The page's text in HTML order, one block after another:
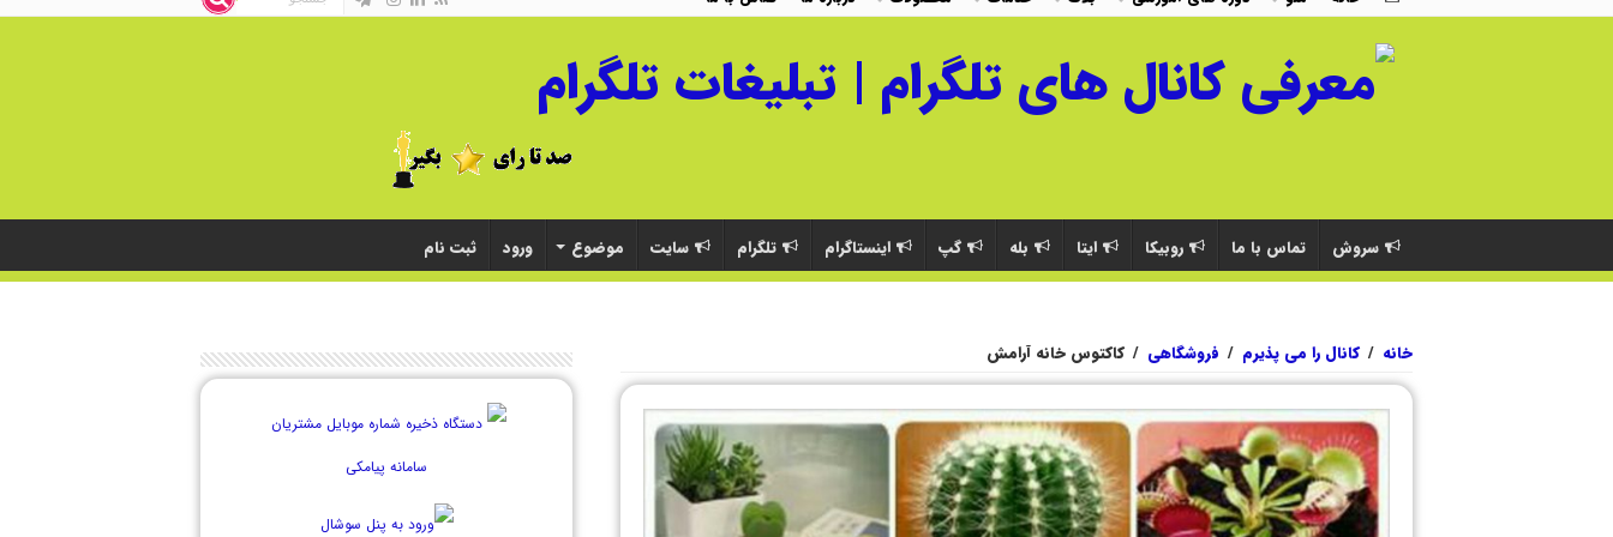
سروش تماس با ما روبیکا ایتا بله گپ اینستاگرام تلگرام سایت موضوع ورود ثبت نام
خانه / کانال را می پذیرم / فروشگاهی / کاکتوس خانه آرامش